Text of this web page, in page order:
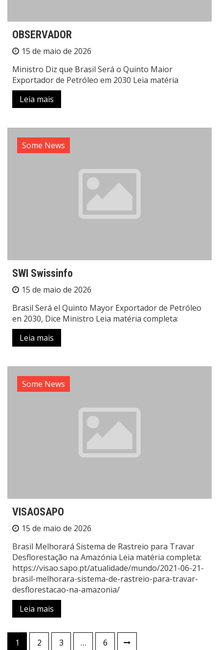
OBSERVADOR
15 de maio de 2026
Ministro Diz que Brasil Será o Quinto Maior
Exportador de Petróleo em 2030 Leia matéria
Leia mais
Some News
SWI Swissinfo
15 de maio de 2026
Brasil Será el Quinto Mayor Exportador de Petróleo
en 2030, Dice Ministro Leia matéria completa:
Leia mais
Some News
VISAOSAPO
15 de maio de 2026
Brasil Melhorará Sistema de Rastreio para Travar
Desflorestação na Amazónia Leia matéria completa:
https://visao.sapo.pt/atualidade/mundo/2021-06-21-
brasil-melhorara-sistema-de-rastreio-para-travar-
desflorestacao-na-amazonia/
Leia mais
1 2 3 … 6